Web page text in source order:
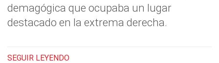
demagógica que ocupaba un lugar
destacado en la extrema derecha.
SEGUIR LEYENDO